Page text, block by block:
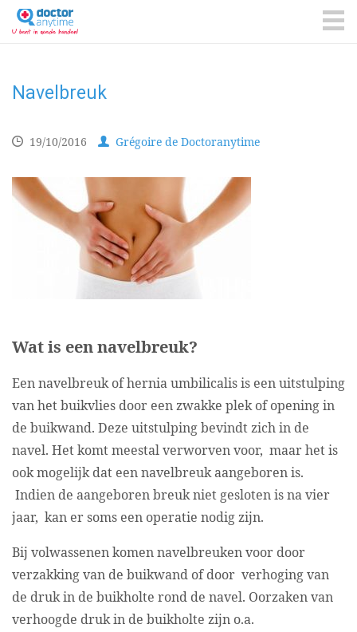
DoctorAnyTime
You
are
Navelbreuk
19/10/2016 Grégoire de Doctoranytime
Wat is een navelbreuk?
Een navelbreuk of hernia umbilicalis is een uitstulping
van het buikvlies door een zwakke plek of opening in
de buikwand. Deze uitstulping bevindt zich in de
navel. Het komt meestal verworven voor, maar het is
ook mogelijk dat een navelbreuk aangeboren is.
Indien de aangeboren breuk niet gesloten is na vier
jaar, kan er soms een operatie nodig zijn.
Bij volwassenen komen navelbreuken voor door
verzakking van de buikwand of door verhoging van
de druk in de buikholte rond de navel. Oorzaken van
verhoogde druk in de buikholte zijn o.a.